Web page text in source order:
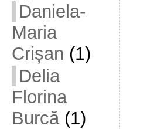
Daniela-
Maria
Crișan (1)
Delia
Florina
Burcă(1)